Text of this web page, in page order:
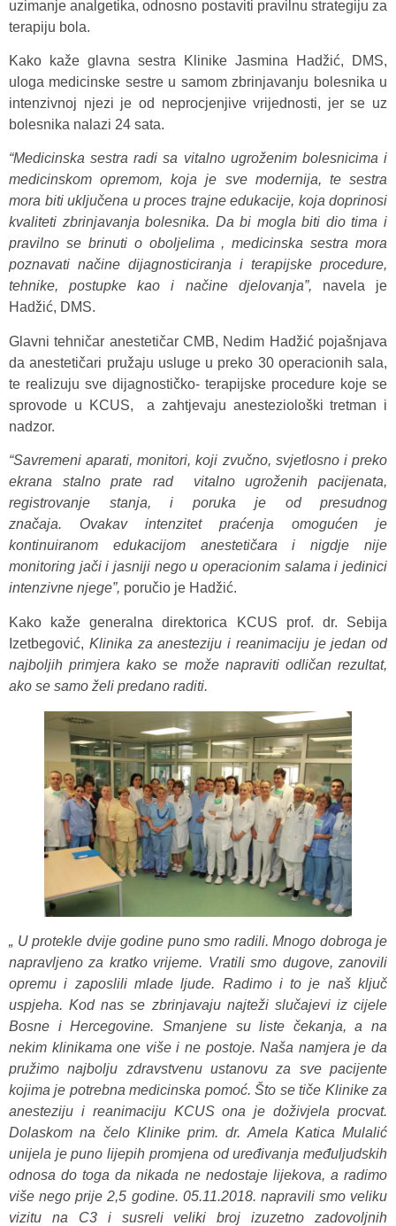
uzimanje analgetika, odnosno postaviti pravilnu strategiju za
terapiju bola.
Kako kaže glavna sestra Klinike Jasmina Hadžić, DMS,
uloga medicinske sestre u samom zbrinjavanju bolesnika u
intenzivnoj njezi je od neprocjenjive vrijednosti, jer se uz
bolesnika nalazi 24 sata.
“Medicinska sestra radi sa vitalno ugroženim bolesnicima i
medicinskom opremom, koja je sve modernija, te sestra
mora biti uključena u proces trajne edukacije, koja doprinosi
kvaliteti zbrinjavanja bolesnika. Da bi mogla biti dio tima i
pravilno se brinuti o oboljelima , medicinska sestra mora
poznavati načine dijagnosticiranja i terapijske procedure,
tehnike, postupke kao i načine djelovanja”, navela je
Hadžić, DMS.
Glavni tehničar anestetičar CMB, Nedim Hadžić pojašnjava
da anestetičari pružaju usluge u preko 30 operacionih sala,
te realizuju sve dijagnostičko- terapijske procedure koje se
sprovode u KCUS, a zahtjevaju anesteziološki tretman i
nadzor.
“Savremeni aparati, monitori, koji zvučno, svjetlosno i preko
ekrana stalno prate rad vitalno ugroženih pacijenata,
registrovanje stanja, i poruka je od presudnog
značaja. Ovakav intenzitet praćenja omogućen je
kontinuiranom edukacijom anestetičarai nigdje nije
monitoring jači i jasniji nego u operacionim salama i jedinici
intenzivne njege”, poručio je Hadžić.
Kako kaže generalna direktorica KCUS prof. dr. Sebija
Izetbegović, Klinika za anesteziju i reanimaciju je jedan od
najboljih primjera kako se može napraviti odličan rezultat,
ako se samo želi predano raditi.
„ U protekle dvije godine puno smo radili. Mnogo dobroga je
napravljeno za kratko vrijeme. Vratili smo dugove, zanovili
opremu i zaposlili mlade ljude. Radimo i to je naš ključ
uspjeha. Kod nas se zbrinjavaju najteži slučajevi iz cijele
Bosne i Hercegovine. Smanjene su liste čekanja, a na
nekim klinikama one više i ne postoje. Naša namjera je da
pružimo najbolju zdravstvenu ustanovu za sve pacijente
kojima je potrebna medicinska pomoć. Što se tiče Klinike za
anesteziju i reanimaciju KCUS ona je doživjela procvat.
Dolaskom na čelo Klinike prim. dr. Amela Katica Mulalić
unijela je puno lijepih promjena od uređivanja međuljudskih
odnosa do toga da nikada ne nedostaje lijekova, a radimo
više nego prije 2,5 godine. 05.11.2018. napravili smo veliku
vizitu na C3 i susreli veliki broj izuzetno zadovoljnih